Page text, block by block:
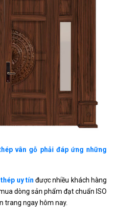
vân gỗ phải đáp ứng những
uy tín được nhiều khách hàng
dòng sản phẩm đạt chuẩn ISO
trang ngay hôm nay.